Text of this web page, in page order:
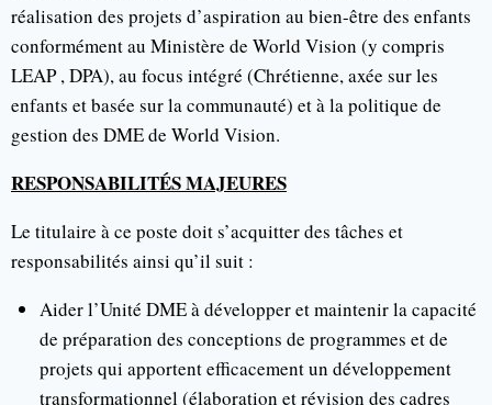
réalisation des projets d’aspiration au bien-être des enfants
conformément au Ministère de World Vision (y compris
LEAP , DPA), au focus intégré (Chrétienne, axée sur les
enfants et basée sur la communauté) et à la politique de
gestion des DME de World Vision.
RESPONSABILITÉS MAJEURES
Le titulaire à ce poste doit s’acquitter des tâches et
responsabilités ainsi qu’il suit :
Aider l’Unité DME à développer et maintenir la capacité
de préparation des conceptions de programmes et de
projets qui apportent efficacement un développement
transformationnel (élaboration et révision des cadres